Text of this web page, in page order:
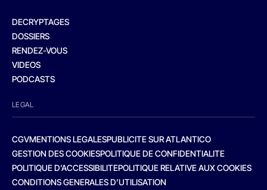
DECRYPTAGES
DOSSIERS
RENDEZ-VOUS
VIDEOS
PODCASTS
LEGAL
CGVMENTIONS LEGALESPUBLICITE SUR ATLANTICO
GESTION DES COOKIESPOLITIQUE DE CONFIDENTIALITE
POLITIQUE D’ACCESSIBILITEPOLITIQUE RELATIVE AUX COOKIES
CONDITIONS GENERALES D’UTILISATION